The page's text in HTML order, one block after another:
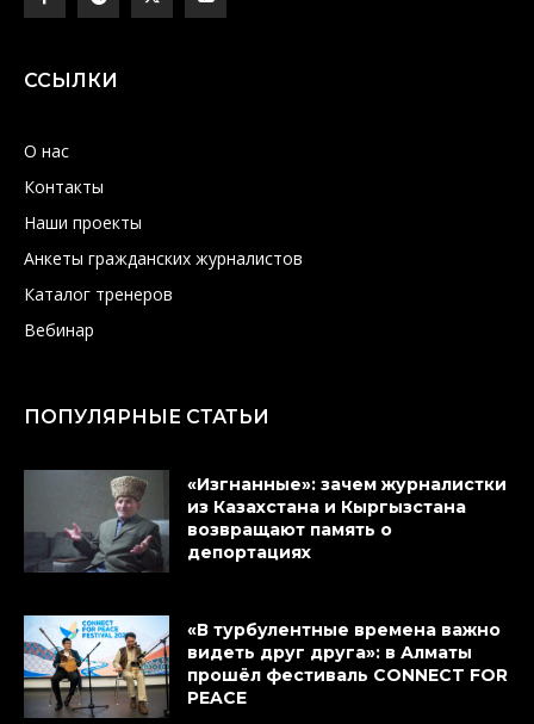
ССЫЛКИ
О нас
Контакты
Наши проекты
Анкеты гражданских журналистов
Каталог тренеров
Вебинар
ПОПУЛЯРНЫЕ СТАТЬИ
«Изгнанные»: зачем журналистки
из Казахстана и Кыргызстана
возвращают память о
депортациях
«В турбулентные времена важно
видеть друг друга»: в Алматы
прошёл фестиваль CONNECT FOR
PEACE